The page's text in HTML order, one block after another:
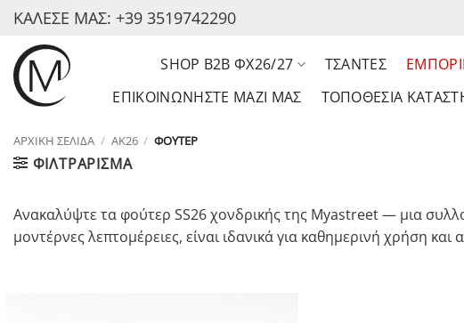
Μετάβαση
περιεχόμενο
ΚΑΛΕΣΕ ΜΑΣ: +39 3519742290
SHOP B2B ΦΧ26/27 ΤΣΑΝΤΕΣ
ΕΠΙΚΟΙΝΩΝΗΣΤΕ ΜΑΖΙ ΜΑΣ
ΤΟΠΟΘΕΣΙΑ
ΑΡΧΙΚΉ ΣΕΛΊΔΑ / AK26 / ΦΟΎΤΕΡ
ΦΙΛΤΡΆΡΙΣΜΑ
Ανακαλύψτε τα φούτερ SS26 χονδρικής της Myastreet — μια
μοντέρνες λεπτομέρειες, είναι ιδανικά για καθημερινή χρήση και